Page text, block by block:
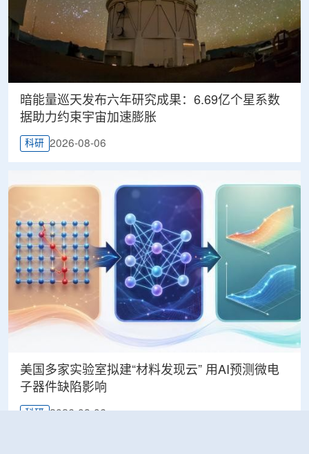
暗能量巡天发布六年研究成果：6.69亿个星系数
据助力约束宇宙加速膨胀
科研 2026-08-06
美国多家实验室拟建“材料发现云” 用AI预测微电
子器件缺陷影响
科研 2026-08-06